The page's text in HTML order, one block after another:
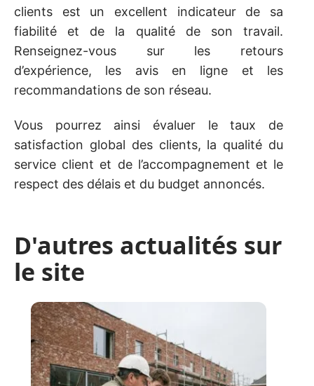
clients est un excellent indicateur de sa
fiabilité et de la qualité de son travail.
Renseignez-vous sur les retours
d’expérience, les avis en ligne et les
recommandations de son réseau.
Vous pourrez ainsi évaluer le taux de
satisfaction global des clients, la qualité du
service client et de l’accompagnement et le
respect des délais et du budget annoncés.
D'autres actualités sur
le site